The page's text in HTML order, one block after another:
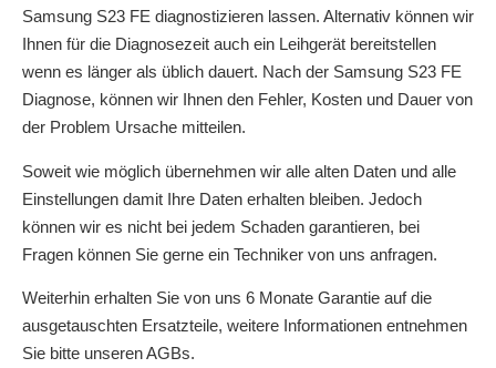
Samsung S23 FE diagnostizieren lassen. Alternativ können wir
Ihnen für die Diagnosezeit auch ein Leihgerät bereitstellen
wenn es länger als üblich dauert. Nach der Samsung S23 FE
Diagnose, können wir Ihnen den Fehler, Kosten und Dauer von
der Problem Ursache mitteilen.
Soweit wie möglich übernehmen wir alle alten Daten und alle
Einstellungen damit Ihre Daten erhalten bleiben. Jedoch
können wir es nicht bei jedem Schaden garantieren, bei
Fragen können Sie gerne ein Techniker von uns anfragen.
Weiterhin erhalten Sie von uns 6 Monate Garantie auf die
ausgetauschten Ersatzteile, weitere Informationen entnehmen
Sie bitte unseren AGBs.